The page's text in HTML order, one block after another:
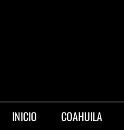
INICIO COAHUILA